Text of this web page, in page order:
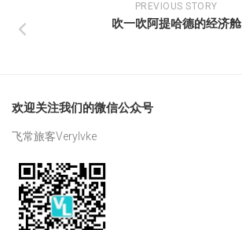
PREVIOUS STORY
吹一吹阿提哈德的经济舱
欢迎关注我们的微信公众号
飞常旅客Verylvke